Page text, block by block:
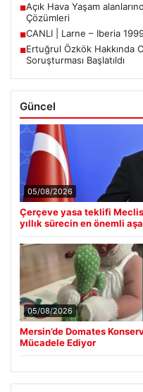
■Açık Hava Yaşam
Çözümleri
■CANLI | Larne – Iberia
■Ertuğrul Özkök Hakkında
Soruşturması Başlatıldı
Güncel
05/08/2026
Çerçeve yasa teklifi
yıllık sürecin en önemli
05/08/2026
Mersin’de Domates
Mücadele Ediyor